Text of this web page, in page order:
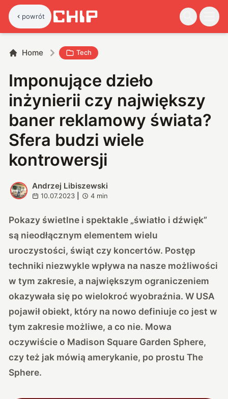
powrót
Home Tech
Imponujące dzieło
inżynierii czy największy
baner reklamowy świata?
Sfera budzi wiele
kontrowersji
A
Andrzej Libiszewski
10.07.2023 4 min
Pokazy świetlne i spektakle „światło i dźwięk”
są nieodłącznym elementem wielu
uroczystości, świąt czy koncertów. Postęp
techniki niezwykle wpływa na nasze możliwości
w tym zakresie, a największym ograniczeniem
okazywała się po wielokroć wyobraźnia. W USA
pojawił obiekt, który na nowo definiuje co jest w
tym zakresie możliwe, a co nie. Mowa
oczywiście o Madison Square Garden Sphere,
czy też jak mówią amerykanie, po prostu The
Sphere.